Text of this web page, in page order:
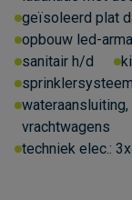
geïsoleerd plat
opbouw led-
sanitair h/d
sprinklersysteem
vrachtwagens
techniek elec.: